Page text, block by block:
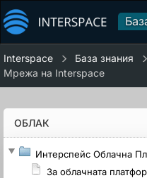
Interspace База знания
Мрежа на Interspace
ОБЛАК
Интерспейс Облачна
За облачната